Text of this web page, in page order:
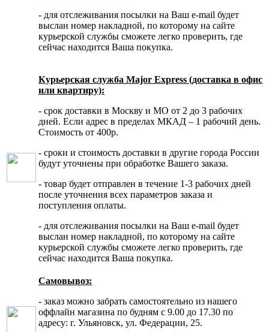
- для отслеживания посылки на Ваш e-mail будет
выслан номер накладной, по которому на сайте
курьерской службы сможете легко проверить, где
сейчас находится Ваша покупка.
Курьерская служба Major Express (доставка в офис
или квартиру):
- срок доставки в Москву и МО от 2 до 3 рабочих
дней. Если адрес в пределах МКАД – 1 рабочий день.
Стоимость от 400р.
- сроки и стоимость доставки в другие города России
будут уточнены при обработке Вашего заказа.
- товар будет отправлен в течение 1-3 рабочих дней
после уточнения всех параметров заказа и
поступления оплаты.
- для отслеживания посылки на Ваш e-mail будет
выслан номер накладной, по которому на сайте
курьерской службы сможете легко проверить, где
сейчас находится Ваша покупка.
Самовывоз:
- заказ можно забрать самостоятельно из нашего
оффлайн магазина по будням с 9.00 до 17.30 по
адресу: г. Ульяновск, ул. Федерации, 25.